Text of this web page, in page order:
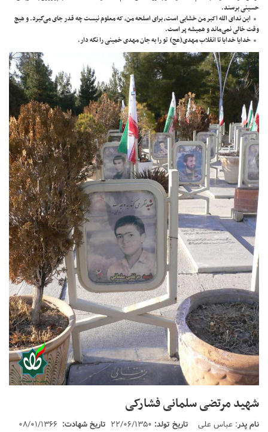
حسینی برسند.
این ندای الله اکبر من خشابی است، برای اسلحه من، که معلوم نیست چه قدر جای می‌گیرد. و هیچ
وقت خالی نمی‌ماند و همیشه پر است.
خدایا خدایا تا انقلاب مهدی(عج) تو را به جان مهدی خمینی را نگه دار.
شهید مرتضی سلمانی فشارکی
نام پدر: عباس علی تاریخ تولد: ۲۲/۰۶/۱۳۵۰ تاریخ شهادت: ۰۸/۰۱/۱۳۶۶